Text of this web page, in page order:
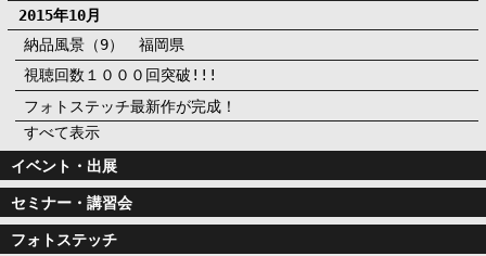
2015年10月
納品風景（9） 福岡県
視聴回数１０００回突破!!!
フォトステッチ最新作が完成！
すべて表示
イベント・出展
セミナー・講習会
フォトステッチ